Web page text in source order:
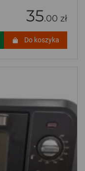
35.00 zł
Do koszyka